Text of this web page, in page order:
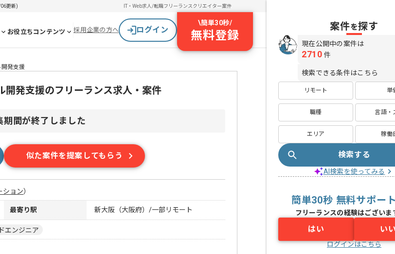
更新) IT・Web求人/転職フリーランスクリエイター案件
お役立ちコンテンツ 採用企業の方へ ログイン
\簡単30秒/
無料登録
発支援
開発支援のフリーランス求人・案件
期間が終了しました
似た案件を提案してもらう
ション）
最寄り駅 新大阪（大阪府）/一部リモート
エンジニア
案件を探す
現在公開中の案件は
2710 件
検索できる条件はこちら
リモート 単
職種 言語・
エリア 稼働
検索する
AI検索を使ってみる
簡単30秒 無料サポー
フリーランスの経験はございま
はい い
ログインはこちら